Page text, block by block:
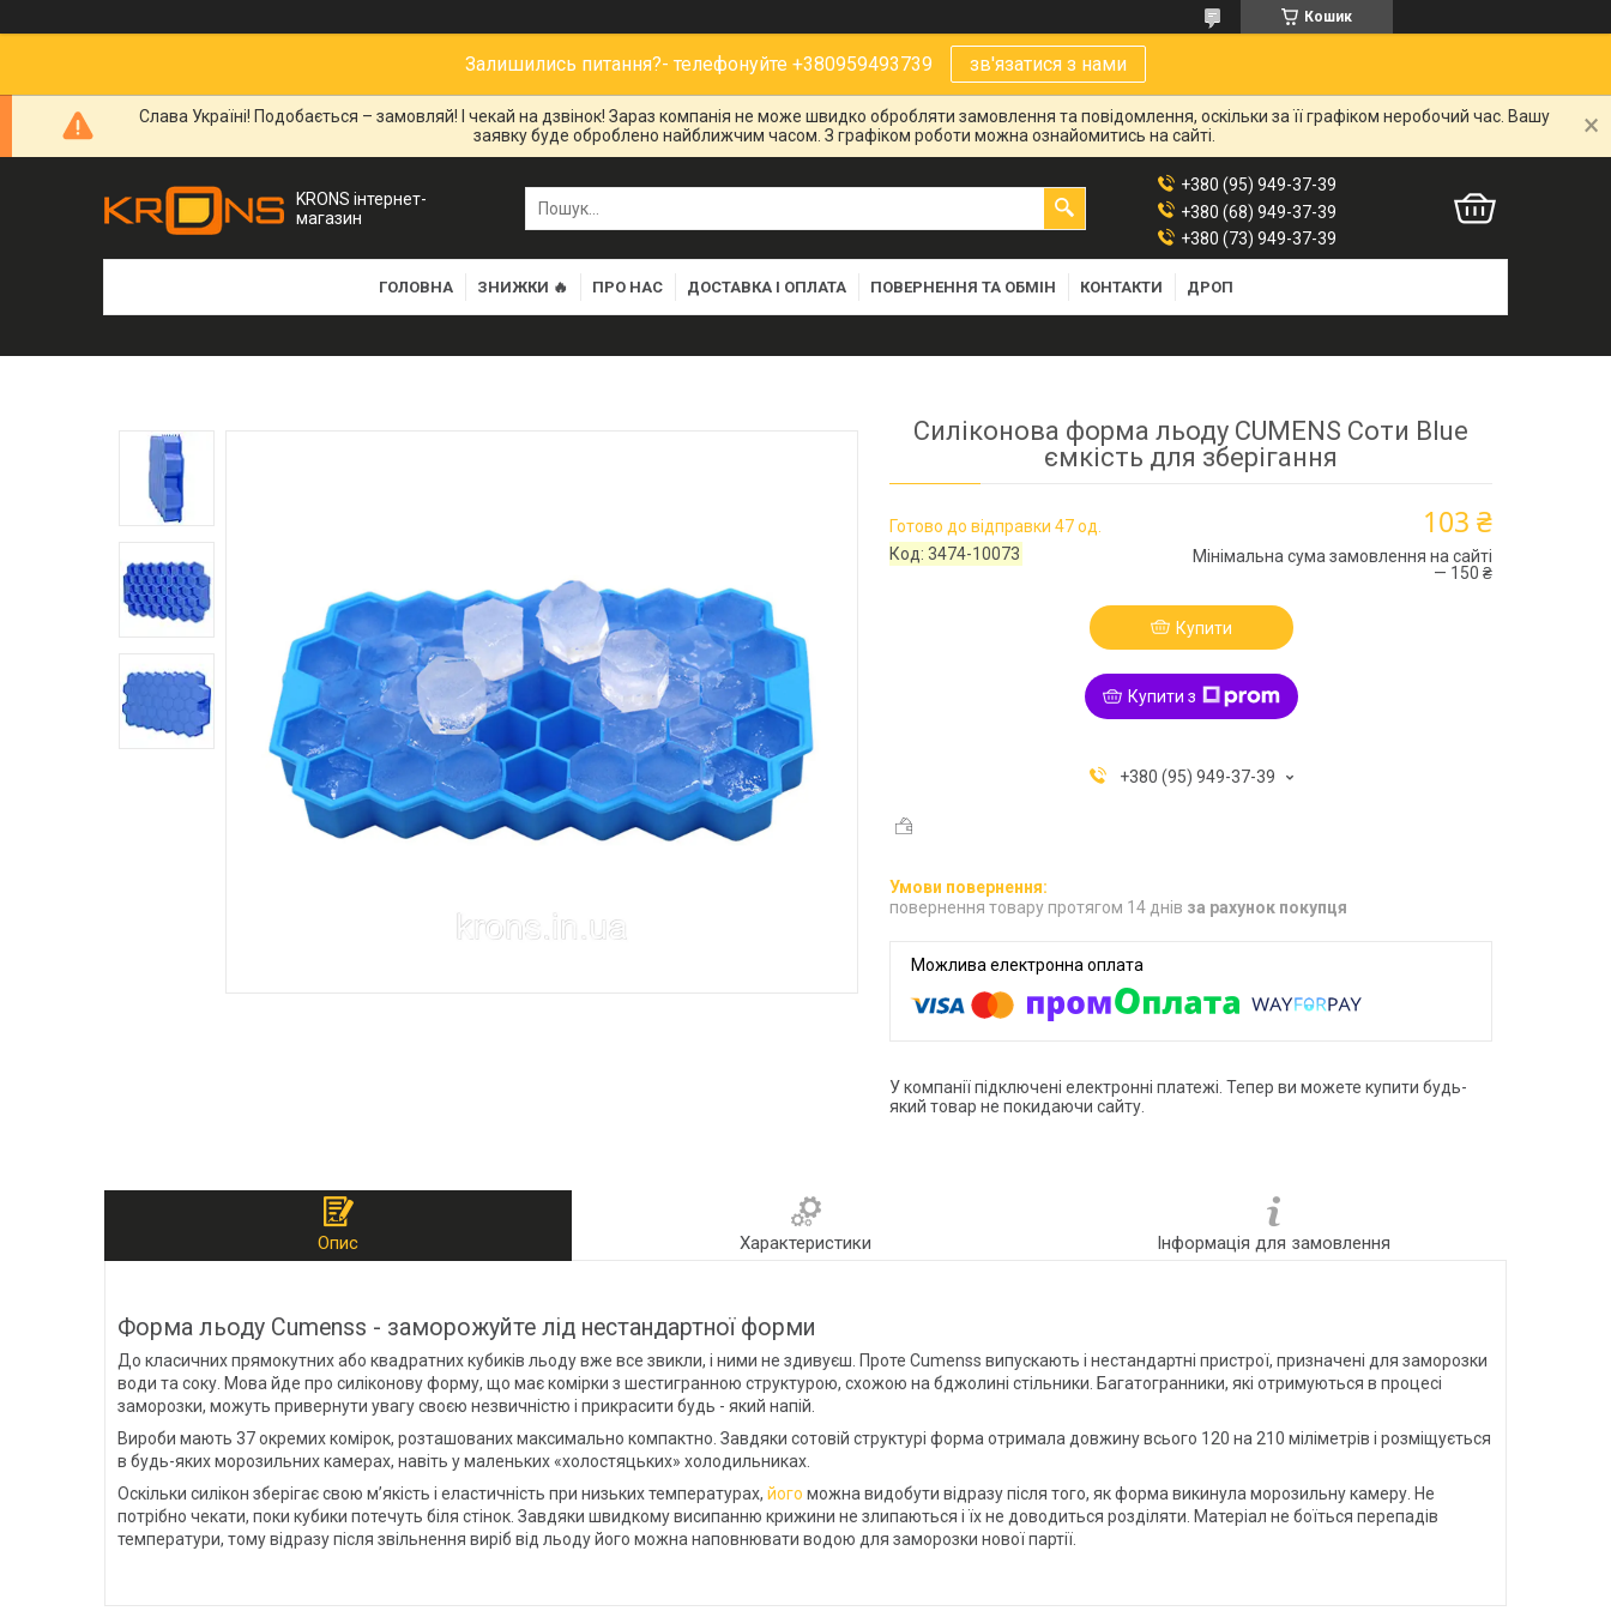
Кошик
Залишились питання?- телефонуйте +380959493739 зв'язатися з нами
Слава Україні! Подобається – замовляй! І чекай на дзвінок! Зараз компанія не може швидко обробляти замовлення та повідомлення, оскільки за її графіком неробочий час. Вашу
заявку буде оброблено найближчим часом. З графіком роботи можна ознайомитись на сайті.
KRONS інтернет-
магазин
+380 (95) 949-37-39
+380 (68) 949-37-39
+380 (73) 949-37-39
ГОЛОВНА ЗНИЖКИ 🔥 ПРО НАС ДОСТАВКА І ОПЛАТА ПОВЕРНЕННЯ ТА ОБМІН КОНТАКТИ ДРОП
Силіконова форма льоду CUMENS Соти Blue
ємкість для зберігання
Готово до відправки 47 од.
Код:3474-10073
103 ₴
Мінімальна сума замовлення на сайті
— 150 ₴
Купити
Купити з
+380 (95) 949-37-39
повернення товару протягом 14 днів за рахунок покупця
У компанії підключені електронні платежі. Тепер ви можете купити будь-
який товар не покидаючи сайту.
Опис Характеристики Інформація для замовлення
Форма льоду Cumenss - заморожуйте лід нестандартної форми
До класичних прямокутних або квадратних кубиків льоду вже все звикли, і ними не здивуєш. Проте Cumenss випускають і нестандартні пристрої, призначені для заморозки
води та соку. Мова йде про силіконову форму, що має комірки з шестигранною структурою, схожою на бджолині стільники. Багатогранники, які отримуються в процесі
заморозки, можуть привернути увагу своєю незвичністю і прикрасити будь - який напій.
Вироби мають 37 окремих комірок, розташованих максимально компактно. Завдяки сотовій структурі форма отримала довжину всього 120 на 210 міліметрів і розміщується
в будь-яких морозильних камерах, навіть у маленьких «холостяцьких» холодильниках.
Оскільки силікон зберігає свою м’якість і еластичність при низьких температурах, його можна видобути відразу після того, як форма викинула морозильну камеру. Не
потрібно чекати, поки кубики потечуть біля стінок. Завдяки швидкому висипанню крижини не злипаються і їх не доводиться розділяти. Матеріал не боїться перепадів
температури, тому відразу після звільнення виріб від льоду його можна наповнювати водою для заморозки нової партії.